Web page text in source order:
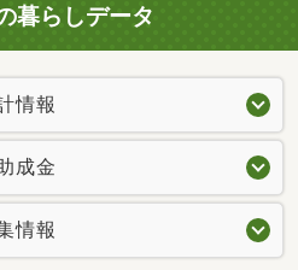
暮らしデータ
情報
成金
情報